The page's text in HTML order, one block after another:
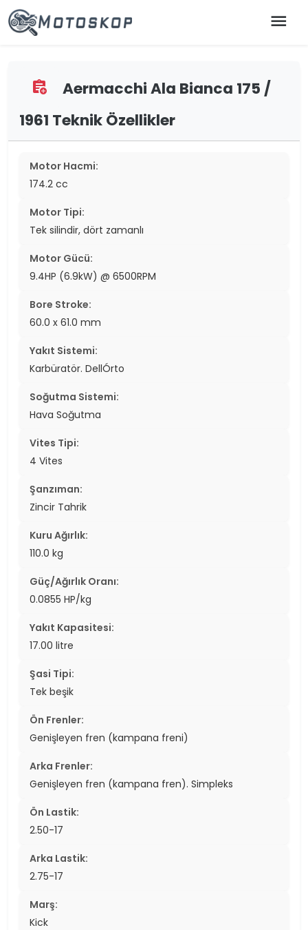
menu
assignment_add
Aermacchi Ala Bianca 175 /
1961 Teknik Özellikler
Motor Hacmi:
174.2 cc
Motor Tipi:
Tek silindir, dört zamanlı
Motor Gücü:
9.4HP (6.9kW) @ 6500RPM
Bore Stroke:
60.0 x 61.0 mm
Yakıt Sistemi:
Karbüratör. DellÓrto
Soğutma Sistemi:
Hava Soğutma
Vites Tipi:
4 Vites
Şanzıman:
Zincir Tahrik
Kuru Ağırlık:
110.0 kg
Güç/Ağırlık Oranı:
0.0855 HP/kg
Yakıt Kapasitesi:
17.00 litre
Şasi Tipi:
Tek beşik
Ön Frenler:
Genişleyen fren (kampana freni)
Arka Frenler:
Genişleyen fren (kampana fren). Simpleks
Ön Lastik:
2.50-17
Arka Lastik:
2.75-17
Marş:
Kick